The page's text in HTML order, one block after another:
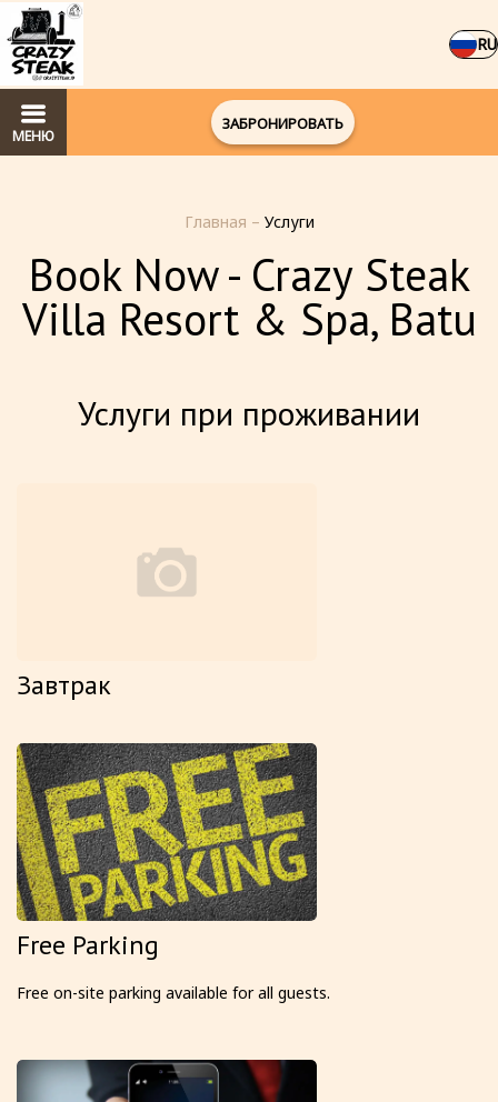
RU
МЕНЮ
ЗАБРОНИРОВАТЬ
Главная – Услуги
Book Now - Crazy Steak
Villa Resort & Spa, Batu
Услуги при проживании
Завтрак
Free Parking
Free on-site parking available for all guests.